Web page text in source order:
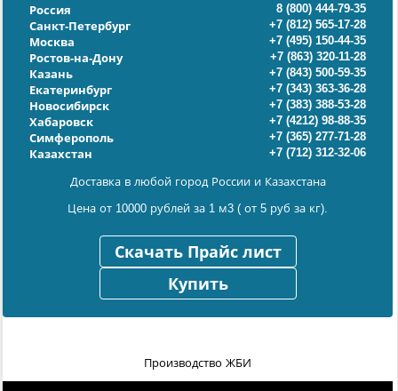
Россия
8 (800) 444-79-35
Санкт-Петербург
+7 (812) 565-17-28
Москва
+7 (495) 150-44-35
Ростов-на-Дону
+7 (863) 320-11-28
Казань
+7 (843) 500-59-35
Екатеринбург
+7 (343) 363-36-28
Новосибирск
+7 (383) 388-53-28
Хабаровск
+7 (4212) 98-88-35
Симферополь
+7 (365) 277-71-28
Казахстан
+7 (712) 312-32-06
Доставка в любой город России и Казахстана
Цена от 10000 рублей за 1 м3 ( от 5 руб за кг).
Скачать Прайс лист
Купить
Производство ЖБИ